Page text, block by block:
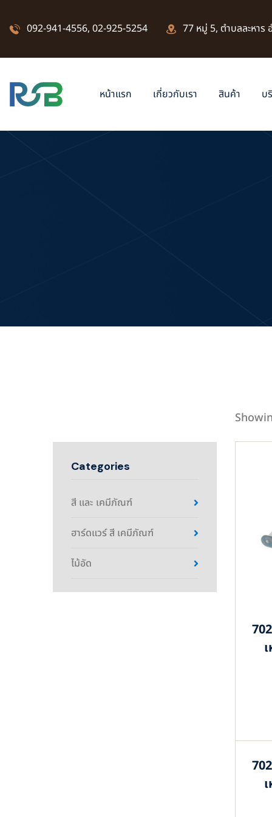
092-941-4556, 02-925-5254 77 หมู่ 5, ตำบลละหาร
หน้าแรก เกี่ยวกับเรา สินค้า บ
Categories
สี และ เคมีภัณฑ์
ฮาร์ดแวร์ สี เคมีภัณฑ์
ไม้อัด